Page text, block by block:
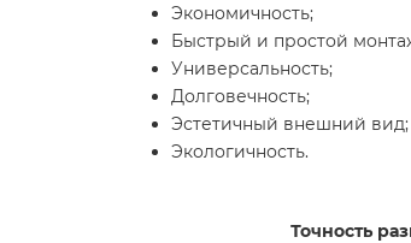
Экономичность;
Быстрый и простой
Универсальность;
Долговечность;
Эстетичный внешний вид;
Экологичность.
Точность